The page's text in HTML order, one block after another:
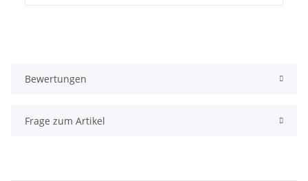
Bewertungen
Frage zum Artikel